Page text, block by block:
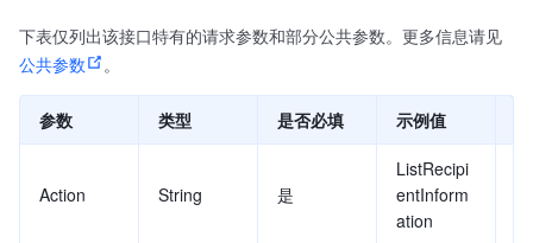
下表仅列出该接口特有的请求参数和部分公共参数。更多信息请见
公共参数
。
参数 类型 是否必填 示例值
Action String 是
ListRecipi
entInform
ation